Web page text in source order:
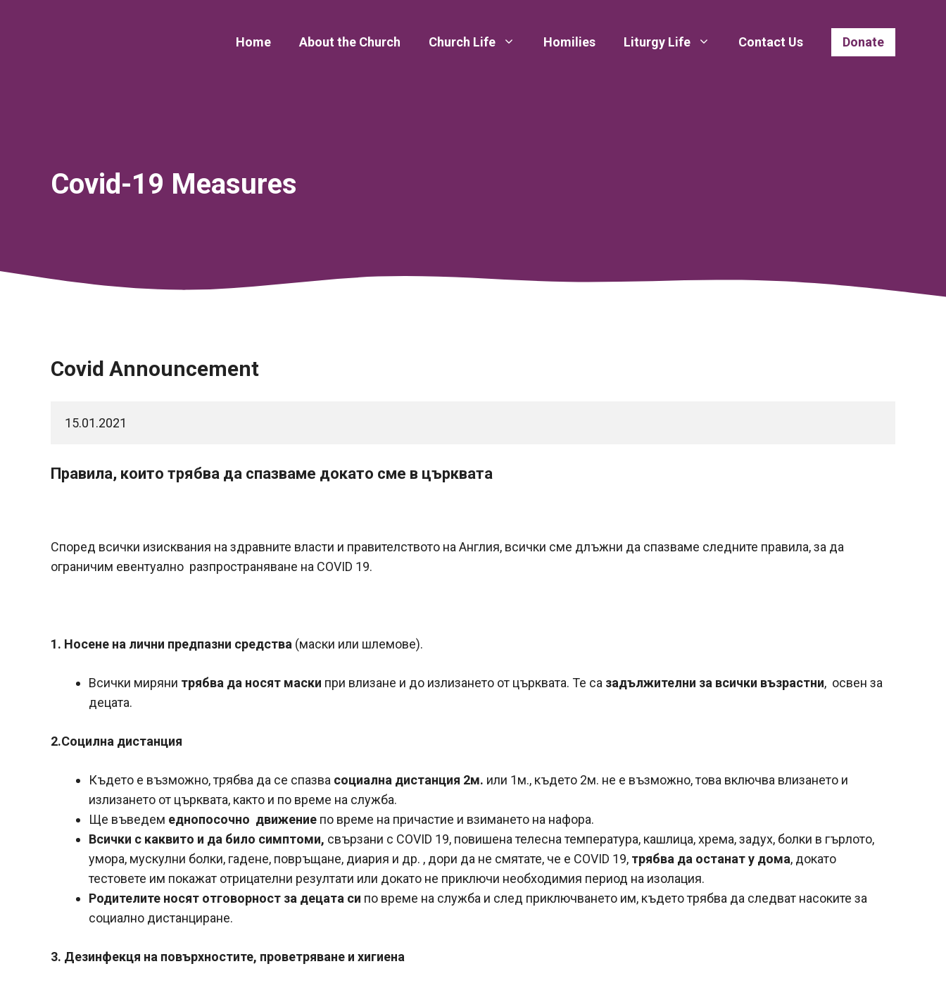
Home About the Church Church Life Homilies Liturgy Life Contact Us Donate
Covid-19 Measures
Covid Announcement
15.01.2021
Правила, които трябва да спазваме докато сме в църквата
Според всички изисквания на здравните власти и правителството на Англия, всички сме длъжни да спазваме следните правила, за да
ограничим евентуално разпространяване на COVID 19.
1. Носене на лични предпазни средства (маски или шлемове).
Всички миряни трябва да носят маски при влизане и до излизането от църквата. Те са задължителни за всички възрастни, освен за
децата.
2.Социлна дистанция
Където е възможно, трябва да се спазва социална дистанция 2м. или 1м., където 2м. не е възможно, това включва влизането и
излизането от църквата, както и по време на служба.
Ще въведем еднопосочно движение по време на причастие и взимането на нафора.
Всички с каквито и да било симптоми, свързани с COVID 19, повишена телесна температура, кашлица, хрема, задух, болки в гърлото,
умора, мускулни болки, гадене, повръщане, диария и др. , дори да не смятате, че е COVID 19, трябва да останат у дома, докато
тестовете им покажат отрицателни резултати или докато не приключи необходимия период на изолация.
Родителите носят отговорност за децата си по време на служба и след приключването им, където трябва да следват насоките за
социално дистанциране.
3. Дезинфекця на повърхностите, проветряване и хигиена